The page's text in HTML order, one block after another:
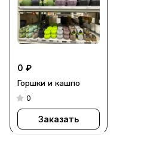
0 ₽
Горшки и кашпо
0
Заказать